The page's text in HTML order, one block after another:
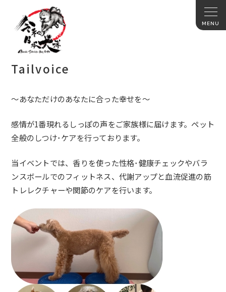
Tailvoice
〜あなただけのあなたに合った幸せを〜
感情が1番現れるしっぽの声をご家族様に届けます。 ペット
全般のしつけ･ケアを行っております。
当イベントでは、香りを使った性格･健康チェックやバラ
ンスボールでのフィットネス、代謝アップと血流促進の筋
トレレクチャーや関節のケアを行います。